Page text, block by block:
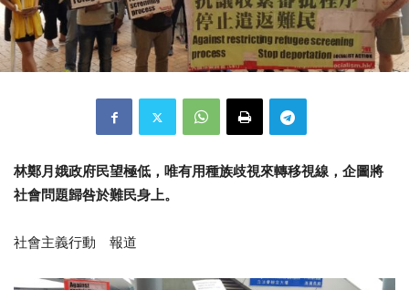
林鄭月娥政府民望極低，唯有用種族歧視來轉移視線，企圖將
社會問題歸咎於難民身上。
社會主義行動 報道